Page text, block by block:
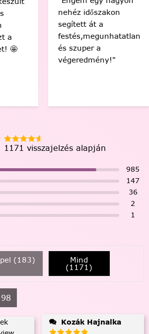
🤩
nehéz időszakon
segített át a
festés,megunhatatlan
és szuper a
végeredmény!"
1171 visszajelzés alapján
985
147
36
2
1
(183) Mind
(1171)
98
Kozák Hajnalka